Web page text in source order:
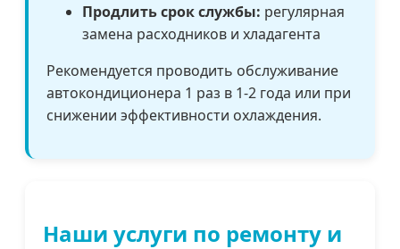
Продлить срок службы: регулярная
замена расходников и хладагента
Рекомендуется проводить обслуживание
автокондиционера 1 раз в 1-2 года или при
снижении эффективности охлаждения.
Наши услуги по ремонту и